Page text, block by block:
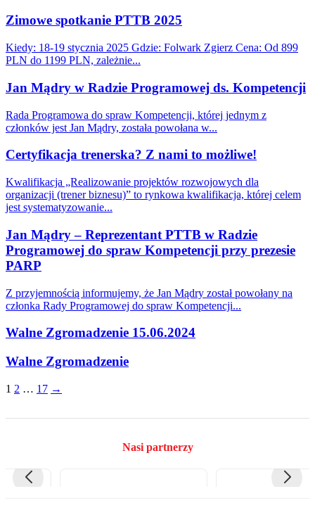
Zimowe spotkanie PTTB 2025
Kiedy: 18-19 stycznia 2025 Gdzie: Folwark Zgierz Cena: Od 899
PLN do 1199 PLN, zależnie...
Jan Mądry w Radzie Programowej ds. Kompetencji
Rada Programowa do spraw Kompetencji, której jednym z
członków jest Jan Mądry, została powołana w...
Certyfikacja trenerska? Z nami to możliwe!
Kwalifikacja „Realizowanie projektów rozwojowych dla
organizacji (trener biznesu)” to rynkowa kwalifikacja, której celem
jest systematyzowanie...
Jan Mądry – Reprezentant PTTB w Radzie
Programowej do spraw Kompetencji przy prezesie
PARP
Z przyjemnością informujemy, że Jan Mądry został powołany na
członka Rady Programowej do spraw Kompetencji...
Walne Zgromadzenie 15.06.2024
Walne Zgromadzenie
Stronicowanie
1 2 … 17 →
Nasi partnerzy